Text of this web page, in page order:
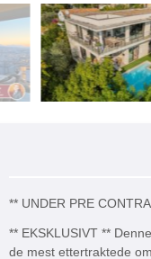
** UNDER PRE
** EKSKLUSIVT **
de mest ettertraktede